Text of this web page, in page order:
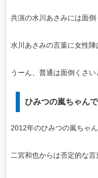
共演の水川あさみには面倒
水川あさみの言葉に女性陣
うーん、普通は面倒くさい
ひみつの嵐ちゃん
2012年のひみつの嵐ちゃ
二宮和也からは否定的な言